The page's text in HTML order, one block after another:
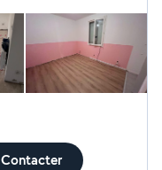
Contacter